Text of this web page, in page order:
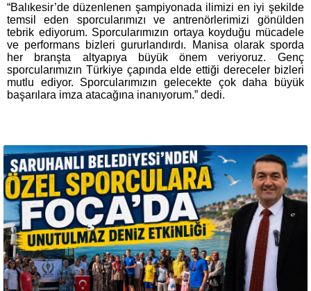
“Balıkesir’de düzenlenen şampiyonada ilimizi en iyi şekilde
temsil eden sporcularımızı ve antrenörlerimizi gönülden
tebrik ediyorum. Sporcularımızın ortaya koyduğu mücadele
ve performans bizleri gururlandırdı. Manisa olarak sporda
her branşta altyapıya büyük önem veriyoruz. Genç
sporcularımızın Türkiye çapında elde ettiği dereceler bizleri
mutlu ediyor. Sporcularımızın gelecekte çok daha büyük
başarılara imza atacağına inanıyorum.” dedi.